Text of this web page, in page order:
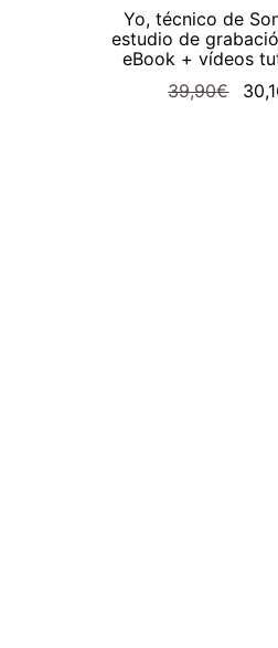
AÑADIR AL
Yo, técnico de
estudio de
eBook + vídeos
39,90€
El